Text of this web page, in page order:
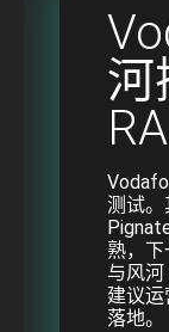
河
测试。
熟，下
与风
建议
落地。